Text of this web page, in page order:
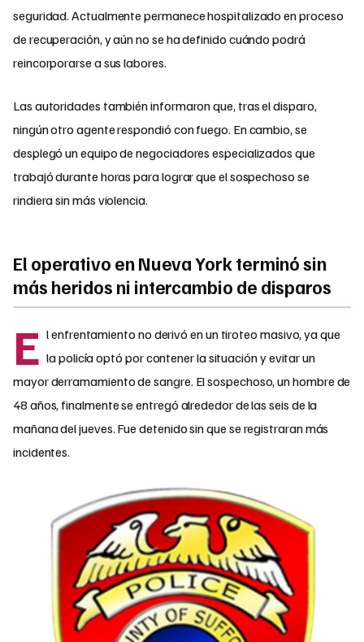
seguridad. Actualmente permanece hospitalizado en proceso
de recuperación, y aún no se ha definido cuándo podrá
reincorporarse a sus labores.
Las autoridades también informaron que, tras el disparo,
ningún otro agente respondió con fuego. En cambio, se
desplegó un equipo de negociadores especializados que
trabajó durante horas para lograr que el sospechoso se
rindiera sin más violencia.
El operativo en Nueva York terminó sin
más heridos ni intercambio de disparos
E l enfrentamiento no derivó en un tiroteo masivo, ya que
la policía optó por contener la situación y evitar un
mayor derramamiento de sangre. El sospechoso, un hombre de
48 años, finalmente se entregó alrededor de las seis de la
mañana del jueves. Fue detenido sin que se registraran más
incidentes.